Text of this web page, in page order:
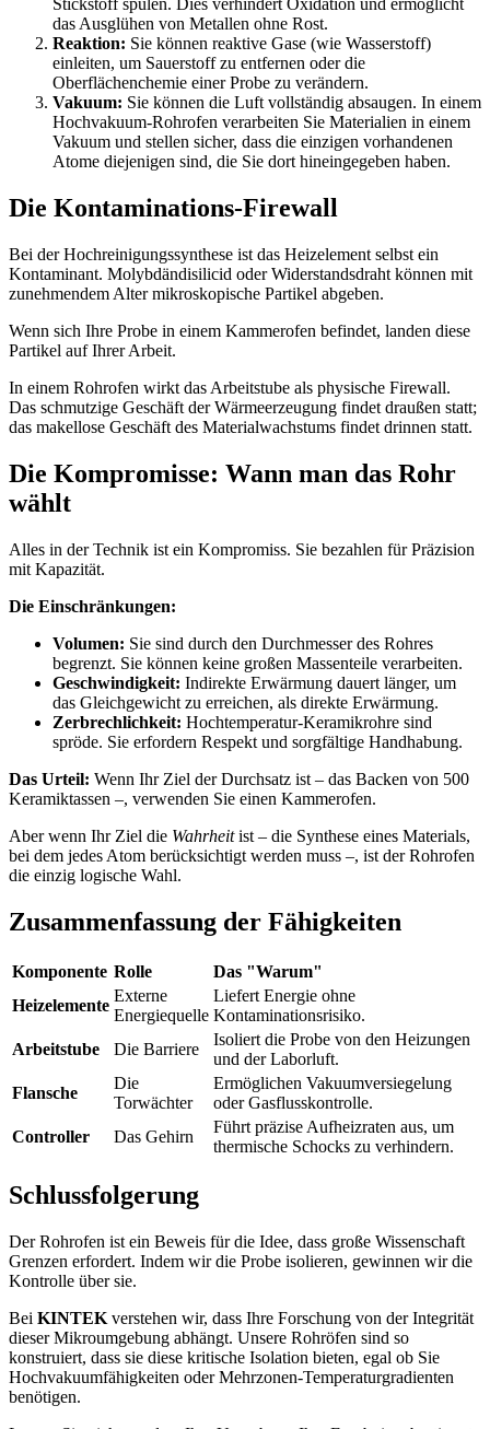
Stickstoff spülen. Dies verhindert Oxidation und ermöglicht
das Ausglühen von Metallen ohne Rost.
Reaktion: Sie können reaktive Gase (wie Wasserstoff)
einleiten, um Sauerstoff zu entfernen oder die
Oberflächenchemie einer Probe zu verändern.
Vakuum: Sie können die Luft vollständig absaugen. In einem
Hochvakuum-Rohrofen verarbeiten Sie Materialien in einem
Vakuum und stellen sicher, dass die einzigen vorhandenen
Atome diejenigen sind, die Sie dort hineingegeben haben.
Die Kontaminations-Firewall
Bei der Hochreinigungssynthese ist das Heizelement selbst ein
Kontaminant. Molybdändisilicid oder Widerstandsdraht können mit
zunehmendem Alter mikroskopische Partikel abgeben.
Wenn sich Ihre Probe in einem Kammerofen befindet, landen diese
Partikel auf Ihrer Arbeit.
In einem Rohrofen wirkt das Arbeitstube als physische Firewall.
Das schmutzige Geschäft der Wärmeerzeugung findet draußen statt;
das makellose Geschäft des Materialwachstums findet drinnen statt.
Die Kompromisse: Wann man das Rohr
wählt
Alles in der Technik ist ein Kompromiss. Sie bezahlen für Präzision
mit Kapazität.
Die Einschränkungen:
Volumen: Sie sind durch den Durchmesser des Rohres
begrenzt. Sie können keine großen Massenteile verarbeiten.
Geschwindigkeit: Indirekte Erwärmung dauert länger, um
das Gleichgewicht zu erreichen, als direkte Erwärmung.
Zerbrechlichkeit: Hochtemperatur-Keramikrohre sind
spröde. Sie erfordern Respekt und sorgfältige Handhabung.
Das Urteil: Wenn Ihr Ziel der Durchsatz ist – das Backen von 500
Keramiktassen –, verwenden Sie einen Kammerofen.
Aber wenn Ihr Ziel die Wahrheitist – die Synthese eines Materials,
bei dem jedes Atom berücksichtigt werden muss –, ist der Rohrofen
die einzig logische Wahl.
Zusammenfassung der Fähigkeiten
Komponente Rolle
Das "Warum"
Heizelemente
Externe
Energiequelle
Liefert Energie ohne
Kontaminationsrisiko.
Arbeitstube
Die Barriere
Isoliert die Probe von den Heizungen
und der Laborluft.
Flansche
Die
Torwächter
Ermöglichen Vakuumversiegelung
oder Gasflusskontrolle.
Controller
Das Gehirn
Führt präzise Aufheizraten aus, um
thermische Schocks zu verhindern.
Schlussfolgerung
Der Rohrofen ist ein Beweis für die Idee, dass große Wissenschaft
Grenzen erfordert. Indem wir die Probe isolieren, gewinnen wir die
Kontrolle über sie.
Bei KINTEK verstehen wir, dass Ihre Forschung von der Integrität
dieser Mikroumgebung abhängt. Unsere Rohröfen sind so
konstruiert, dass sie diese kritische Isolation bieten, egal ob Sie
Hochvakuumfähigkeiten oder Mehrzonen-Temperaturgradienten
benötigen.